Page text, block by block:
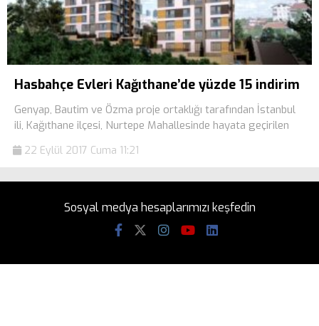
Hasbahçe Evleri Kağıthane’de yüzde 15 indirim
Genyap, Bautim ve Özma proje ortaklığı tarafından İstanbul
ili, Kağıthane ilçesi, Nurtepe Mahallesinde hayata geçirilen
22 Eylül 2017 Cuma 11:21
Sosyal medya hesaplarımızı keşfedin